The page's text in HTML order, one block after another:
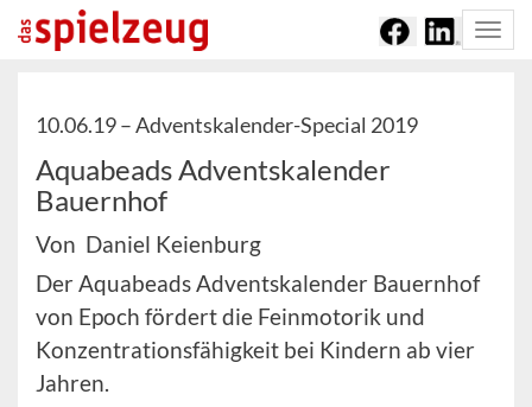
10.06.19 –Adventskalender-Special 2019
Aquabeads Adventskalender
Bauernhof
Von Daniel Keienburg
Der Aquabeads Adventskalender Bauernhof
von Epoch fördert die Feinmotorik und
Konzentrationsfähigkeit bei Kindern ab vier
Jahren.